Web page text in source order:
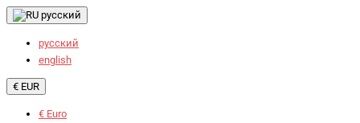
русский
русский
english
€ EUR
€ Euro